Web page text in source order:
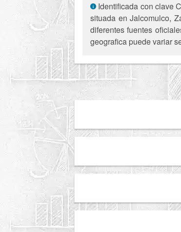
Identificada con clave
situada en Jalcomulco,
diferentes fuentes
geografica puede variar